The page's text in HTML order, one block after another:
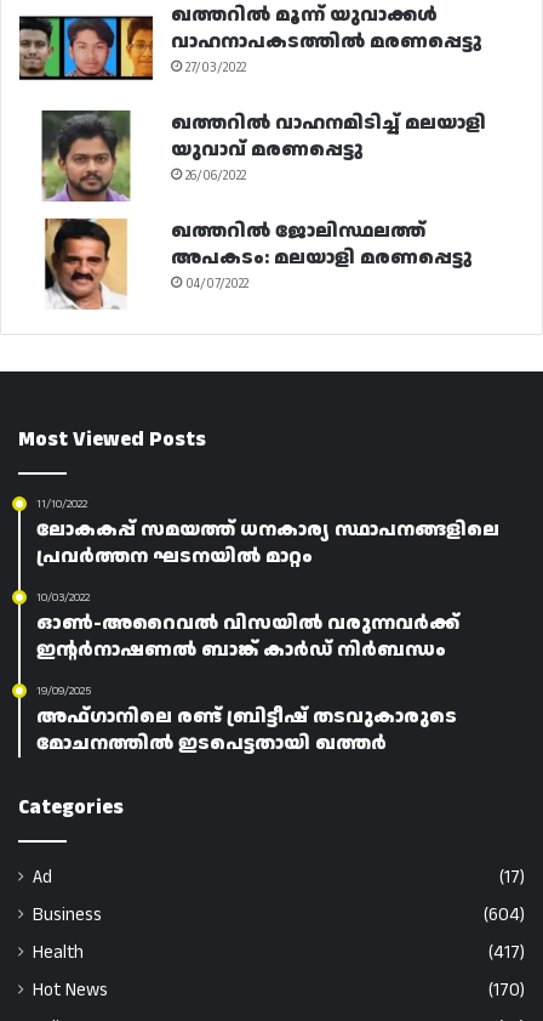
ഖത്തറിൽ മൂന്ന് യുവാക്കൾ
വാഹനാപകടത്തിൽ മരണപ്പെട്ടു
27/03/2022
ഖത്തറിൽ വാഹനമിടിച്ച് മലയാളി
യുവാവ് മരണപ്പെട്ടു
26/06/2022
ഖത്തറിൽ ജോലിസ്ഥലത്ത്
അപകടം: മലയാളി മരണപ്പെട്ടു
04/07/2022
Most Viewed Posts
11/10/2022
ലോകകപ്പ് സമയത്ത് ധനകാര്യ സ്ഥാപനങ്ങളിലെ
പ്രവർത്തന ഘടനയിൽ മാറ്റം
10/03/2022
ഓൺ-അറൈവൽ വിസയിൽ വരുന്നവർക്ക്
ഇന്റർനാഷണൽ ബാങ്ക് കാർഡ് നിർബന്ധം
19/09/2025
അഫ്ഗാനിലെ രണ്ട് ബ്രിട്ടീഷ് തടവുകാരുടെ
മോചനത്തിൽ ഇടപെട്ടതായി ഖത്തർ
Categories
Ad
(17)
Business
(604)
Health
(417)
Hot News
(170)